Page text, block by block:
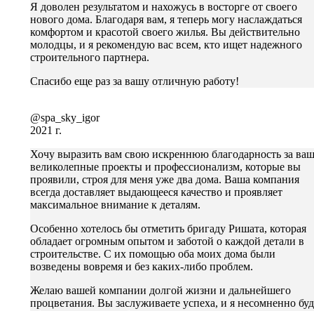
Я доволен результатом и нахожусь в восторге от своего
нового дома. Благодаря вам, я теперь могу наслаждаться
комфортом и красотой своего жилья. Вы действительно
молодцы, и я рекомендую вас всем, кто ищет надежного
строительного партнера.
Спасибо еще раз за вашу отличную работу!
@spa_sky_igor
2021 г.
Хочу выразить вам свою искреннюю благодарность за
великолепные проекты и профессионализм, которые вы
проявили, строя для меня уже два дома. Ваша компания
всегда доставляет выдающееся качество и проявляет
максимальное внимание к деталям.
Особенно хотелось бы отметить бригаду Ришата, которая
обладает огромным опытом и заботой о каждой детали в
строительстве. С их помощью оба моих дома были
возведены вовремя и без каких-либо проблем.
Желаю вашей компании долгой жизни и дальнейшего
процветания. Вы заслуживаете успеха, и я несомненно